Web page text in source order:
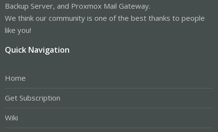
Backup Server, and Proxmox Mail Gateway.
We think our community is one of the best thanks to people
like you!
Quick Navigation
Home
Get Subscription
Wiki